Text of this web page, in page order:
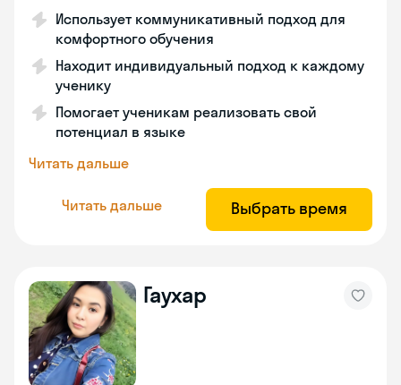
Использует коммуникативный подход для
комфортного обучения
Находит индивидуальный подход к каждому
ученику
Помогает ученикам реализовать свой
потенциал в языке
Читать дальше
Читать дальше Выбрать время
Гаухар